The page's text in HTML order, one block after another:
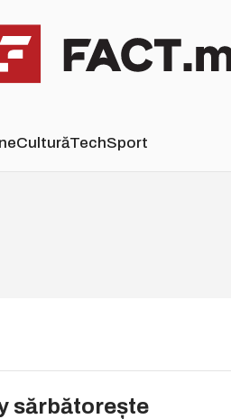
CulturăTechSport
sărbătorește